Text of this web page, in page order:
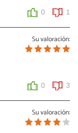
0 1
Su valoración:
0 3
Su valoración: